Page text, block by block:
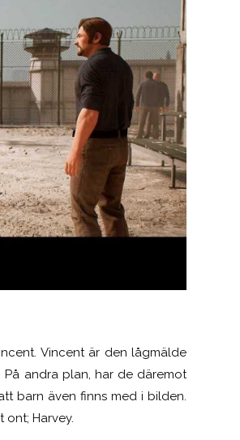
Vincent är den lågmälde
andra plan, har de däremot
barn även finns med i bilden.
Harvey.